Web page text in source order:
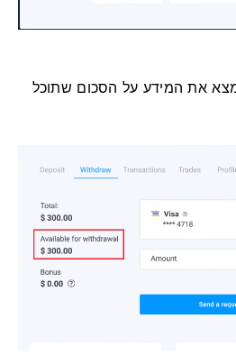
את המידע על הסכום שתוכל